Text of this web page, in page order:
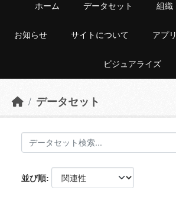
ホーム データセット 組織
お知らせ サイトについて アプリ
ビジュアライズ
データセット
並び順